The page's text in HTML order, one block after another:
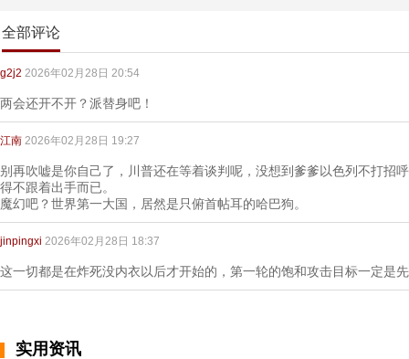
全部评论
g2j2 2026年02月28日 20:54
两会还开不开？派替身吧！
江南 2026年02月28日 19:27
别再吹嘘是你自己了，川普还在等着谈判呢，没想到爹爹以色列不打招
得不跟着出手而已。
魔幻吧？世界第一大国，居然是只俯首帖耳的哈巴狗。
jinpingxi 2026年02月28日 18:37
这一切都是在炸死没内衣以后才开始的，第一轮的饱和攻击目标一定是
实用资讯